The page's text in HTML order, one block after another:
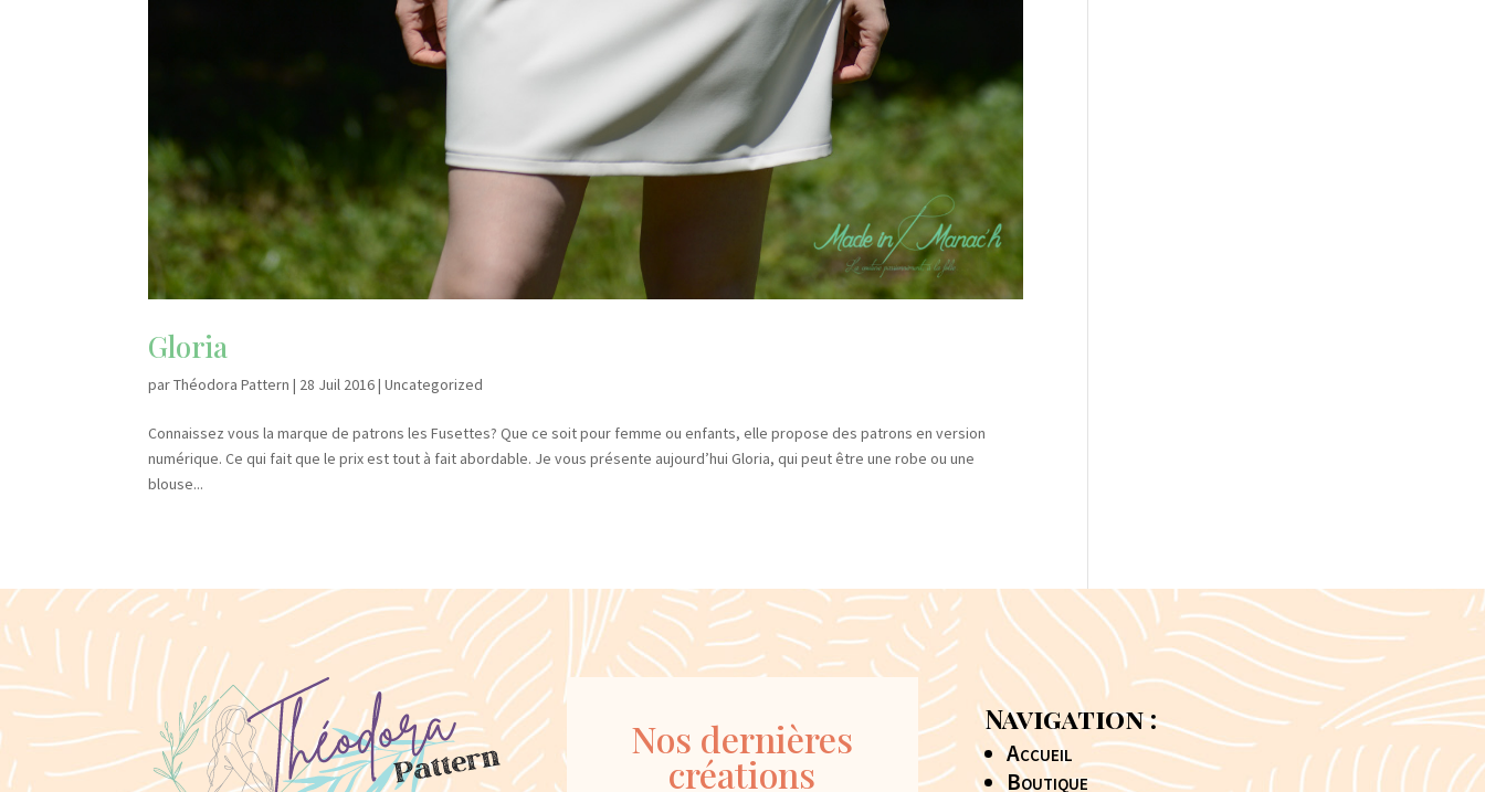
Gloria
parThéodora Pattern | 28 Juil 2016|Uncategorized
Connaissez vous la marque de patrons les Fusettes? Que ce soit pour femme ou enfants, elle propose des patrons en version
numérique. Ce qui fait que le prix est tout à fait abordable. Je vous présente aujourd’hui Gloria, qui peut être une robe ou une
blouse...
Nos dernières
créations
Navigation :
Accueil
Boutique